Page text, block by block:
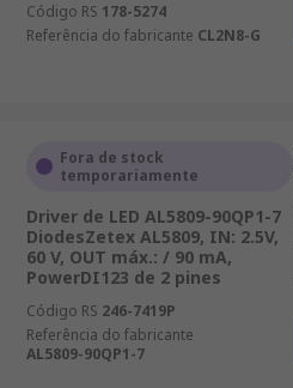
Código RS 178-5274
Referência do fabricante CL2N8-G
Fora de stock
temporariamente
Driver de LED AL5809-90QP1-7
DiodesZetex AL5809, IN: 2.5V,
60 V, OUT máx.: / 90 mA,
PowerDI123 de 2 pines
Código RS 246-7419P
Referência do fabricante
AL5809-90QP1-7